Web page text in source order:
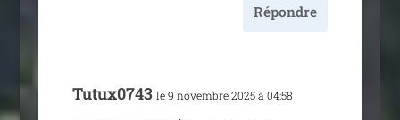
Répondre
Tutux0743 le 9 novembre 2025 à 04:58